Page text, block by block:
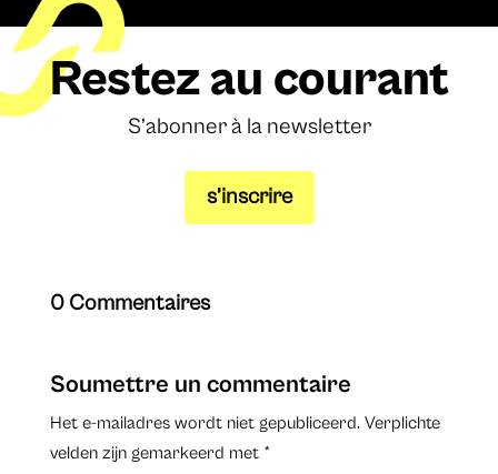
Restez au courant
S’abonner à la newsletter
s’inscrire
0 Commentaires
Soumettre un commentaire
Het e-mailadres wordt niet gepubliceerd. Verplichte
velden zijn gemarkeerd met *